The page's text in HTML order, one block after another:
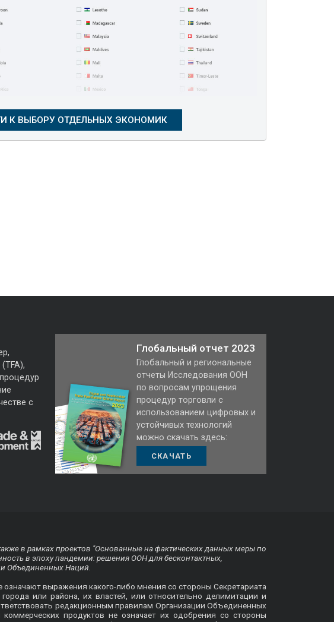
с
Глобальный отчет 2023
Глобальный и региональные
отчеты Исследования ООН
по вопросам упрощения
процедур торговли с
использованием цифровых и
устойчивых технологий
можно скачать здесь:
СКАЧАТЬ
в рамках проектов "Основанные на фактических данных меры по
в эпоху пандемии: решения ООН для бесконтактных,
Объединенных Наций.
выражения какого-либо мнения со стороны Секретариата
или района, их властей, или относительно делимитации и
редакционным правилам Организации Объединенных
продуктов не означает их одобрения со стороны